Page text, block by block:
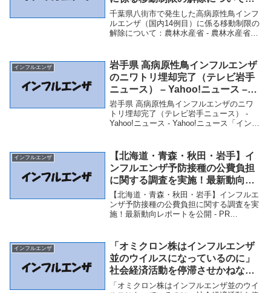
農林水産省 – 農林水産省
千葉県八街市で発生した高病原性鳥インフ
ルエンザ（国内14例目）に係る移動制限の
解除について：農林水産省 - 農林水産省
内14例目）に係る移動制限の解除につい
て：農林...
インフルエンザ
岩手県 高病原性鳥インフルエンザ
のニワトリ埋却完了（テレビ岩手
ニュース） – Yahoo!ニュース –
Yahoo!ニュース
岩手県 高病原性鳥インフルエンザのニワ
トリ埋却完了（テレビ岩手ニュース） -
Yahoo!ニュース - Yahoo!ニュース「インフ
岩手ニュース） - Yahoo!...
インフルエンザ
【北海道・青森・秋田・岩手】イ
ンフルエンザ予防接種の公費負担
に関する調査を実施！最新動向レ
ポートを公開 – PR TIMES
【北海道・青森・秋田・岩手】インフルエ
ンザ予防接種の公費負担に関する調査を実
施！最新動向レポートを公開 - PR
防接種の公費負担に関する調査を実施！最
新動向レ...
インフルエンザ
「オミクロン株はインフルエンザ
並のウイルスになっているのに」
社会経済活動を停滞させかねない
政府の“まん延防止等重点措
「オミクロン株はインフルエンザ並のウイ